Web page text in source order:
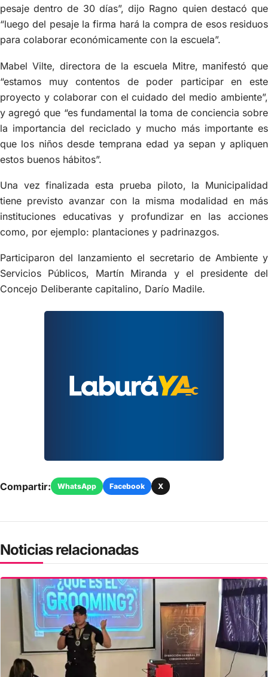
pesaje dentro de 30 días”, dijo Ragno quien destacó que
“luego del pesaje la firma hará la compra de esos residuos
para colaborar económicamente con la escuela”.
Mabel Vilte, directora de la escuela Mitre, manifestó que
“estamos muy contentos de poder participar en este
proyecto y colaborar con el cuidado del medio ambiente”,
y agregó que “es fundamental la toma de conciencia sobre
la importancia del reciclado y mucho más importante es
que los niños desde temprana edad ya sepan y apliquen
estos buenos hábitos”.
Una vez finalizada esta prueba piloto, la Municipalidad
tiene previsto avanzar con la misma modalidad en más
instituciones educativas y profundizar en las acciones
como, por ejemplo: plantaciones y padrinazgos.
Participaron del lanzamiento el secretario de Ambiente y
Servicios Públicos, Martín Miranda y el presidente del
Concejo Deliberante capitalino, Darío Madile.
Compartir: WhatsApp Facebook X
Noticias relacionadas